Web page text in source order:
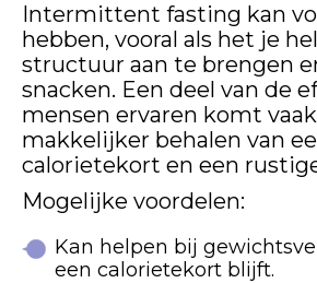
Intermittent fasting kan
hebben, vooral als het je
structuur aan te brengen
snacken. Een deel van de
mensen ervaren komt
makkelijker behalen van
calorietekort en een
Mogelijke voordelen:
Kan helpen bij
een calorietekort blijft.